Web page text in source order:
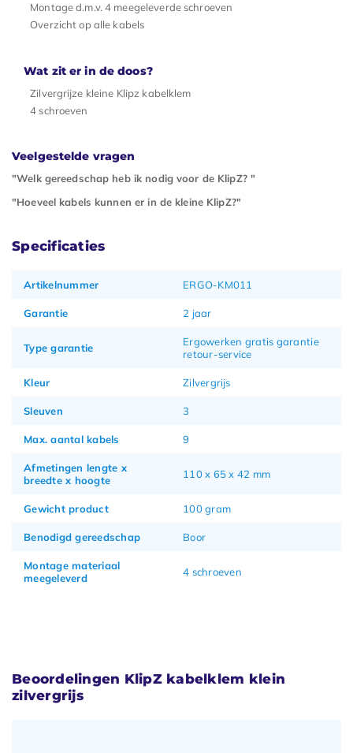
Montage d.m.v. 4 meegeleverde schroeven
Overzicht op alle kabels
Wat zit er in de doos?
Zilvergrijze kleine Klipz kabelklem
4 schroeven
Veelgestelde vragen
"Welk gereedschap heb ik nodig voor de KlipZ? "
"Hoeveel kabels kunnen er in de kleine KlipZ?"
Specificaties
Artikelnummer ERGO-KM011
Garantie 2 jaar
Type garantie
Ergowerken gratis garantie
retour-service
Kleur Zilvergrijs
Sleuven 3
Max. aantal kabels 9
Afmetingen lengte x
breedte x hoogte
110 x 65 x 42 mm
Gewicht product 100 gram
Benodigd gereedschap Boor
Montage materiaal
meegeleverd
4 schroeven
Beoordelingen KlipZ kabelklem klein
zilvergrijs